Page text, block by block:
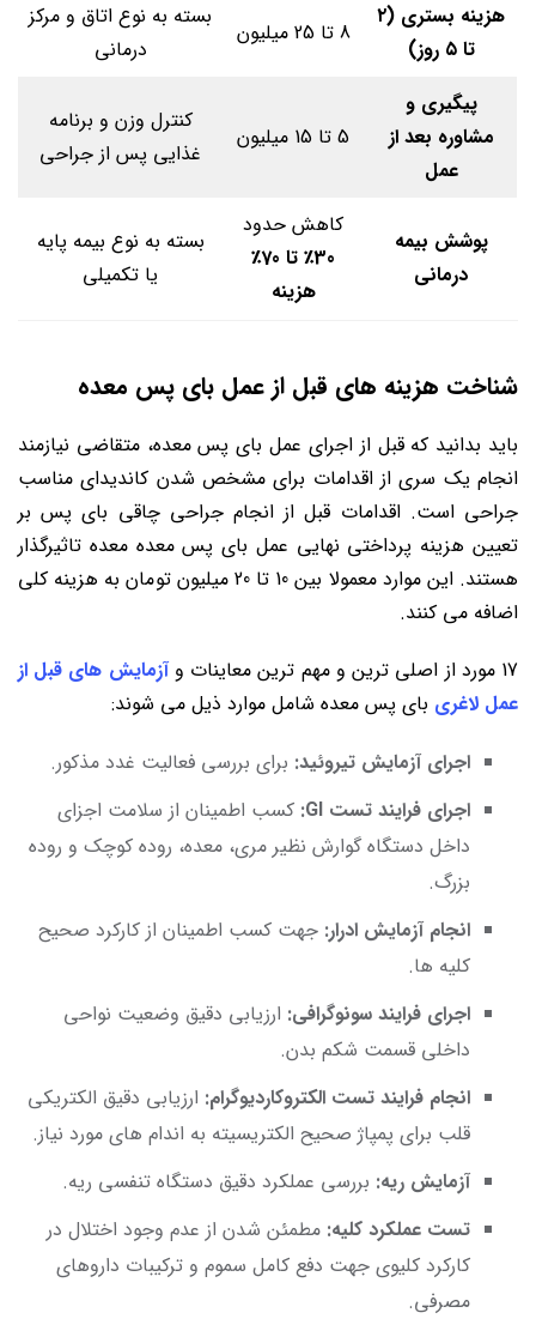
هزینه بستری (۲
تا ۵ روز)
8 تا 25 میلیون
بسته به نوع اتاق و مرکز
درمانی
پیگیری و
مشاوره بعد از
عمل
5 تا 15 میلیون
کنترل وزن و برنامه
غذایی پس از جراحی
پوشش بیمه
درمانی
کاهش حدود
30٪ تا 70٪
هزینه
بسته به نوع بیمه پایه
یا تکمیلی
شناخت هزینه های قبل از عمل بای پس معده
باید بدانید که قبل از اجرای عمل بای پس معده، متقاضی نیازمند
انجام یک سری از اقدامات برای مشخص شدن کاندیدای مناسب
جراحی است. اقدامات قبل از انجام جراحی چاقی بای پس بر
تعیین هزینه پرداختی نهایی عمل بای پس معده معده تاثیرگذار
هستند. این موارد معمولا بین 10 تا 20 میلیون تومان به هزینه کلی
اضافه می کنند.
17 مورد از اصلی ترین و مهم ترین معاینات و
آزمایش های قبل از
عمل لاغری بای پس معده شامل موارد ذیل می شوند:
اجرای آزمایش تیروئید: برای بررسی فعالیت غدد مذکور.
اجرای فرایند تست GI:
کسب اطمینان از سلامت اجزای
داخل دستگاه گوارش نظیر مری، معده، روده کوچک و روده
بزرگ.
انجام آزمایش ادرار: جهت کسب اطمینان از کارکرد صحیح
کلیه ها.
اجرای فرایند سونوگرافی: ارزیابی دقیق وضعیت نواحی
داخلی قسمت شکم بدن.
انجام فرایند تست الکتروکاردیوگرام: ارزیابی دقیق الکتریکی
قلب برای پمپاژ صحیح الکتریسیته به اندام های مورد نیاز.
آزمایش ریه: بررسی عملکرد دقیق دستگاه تنفسی ریه.
تست عملکرد کلیه: مطمئن شدن از عدم وجود اختلال در
کارکرد کلیوی جهت دفع کامل سموم و ترکیبات داروهای
مصرفی.